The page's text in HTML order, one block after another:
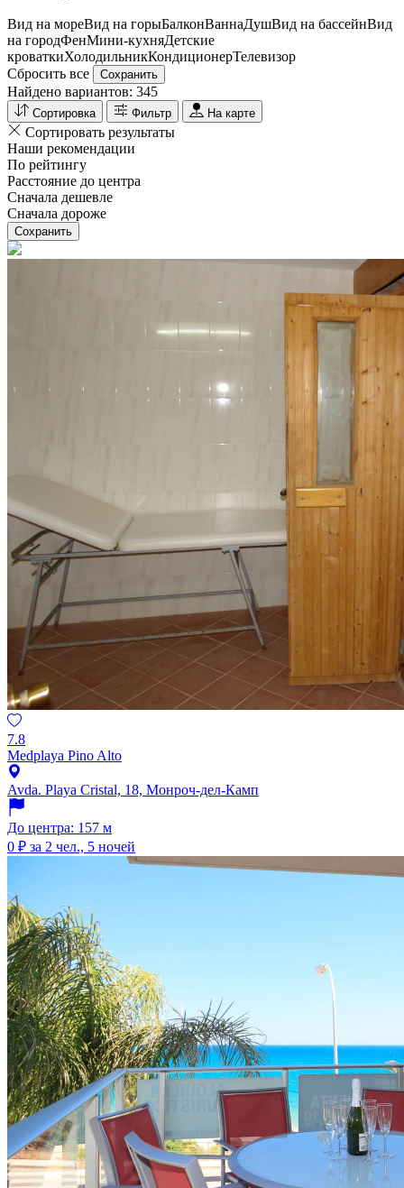
Вид на мореВид на горыБалконВаннаДушВид на бассейнВид
на городФенМини-кухняДетские
кроваткиХолодильникКондиционерТелевизор
Сбросить все
Сохранить
Найдено вариантов: 345
Сортировка Фильтр На карте
Сортировать результаты
Наши рекомендации
По рейтингу
Расстояние до центра
Сначала дешевле
Сначала дороже
Сохранить
7.8
Medplaya Pino Alto
Avda. Playa Cristal, 18, Монроч-дел-Камп
До центра: 157 м
0 ₽ за 2 чел., 5 ночей